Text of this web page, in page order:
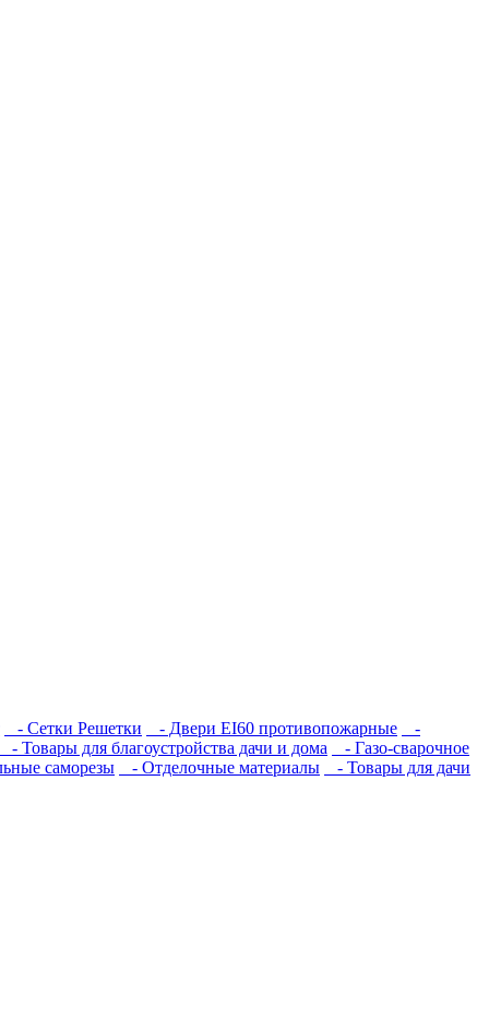
- Сетки Решетки - Двери EI60 противопожарные
-
- Товары для благоустройства дачи и дома
- Газо-сварочное
саморезы - Отделочные материалы
- Товары для дачи